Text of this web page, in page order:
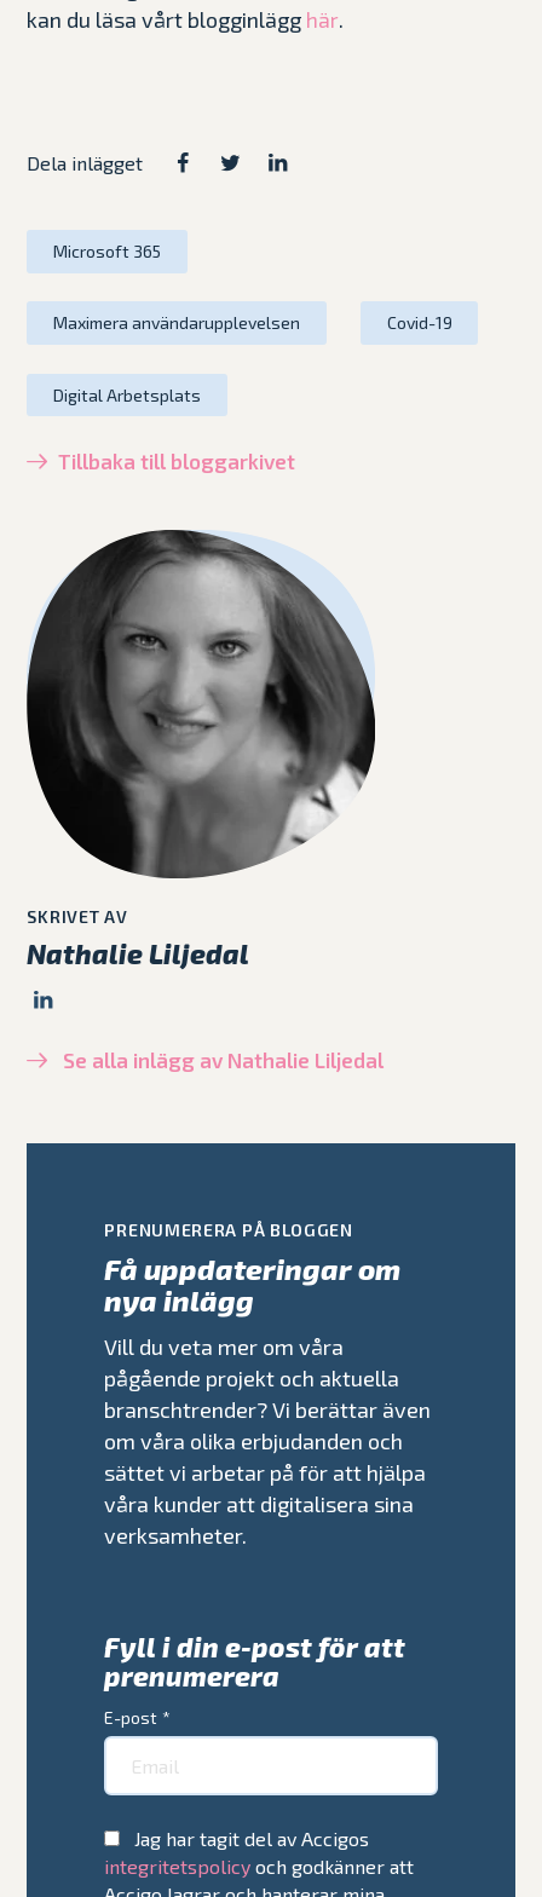
kan du läsa vårt blogginlägg här.
Dela inlägget
Microsoft 365
Maximera användarupplevelsen Covid-19
Digital Arbetsplats
Tillbaka till bloggarkivet
SKRIVET AV
Nathalie Liljedal
Se alla inlägg av Nathalie Liljedal
PRENUMERERA PÅ BLOGGEN
Få uppdateringar om
nya inlägg
Vill du veta mer om våra
pågående projekt och aktuella
branschtrender? Vi berättar även
om våra olika erbjudanden och
sättet vi arbetar på för att hjälpa
våra kunder att digitalisera sina
verksamheter.
Fyll i din e-post för att
prenumerera
E-post *
Jag har tagit del av Accigos
integritetspolicy och godkänner att